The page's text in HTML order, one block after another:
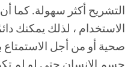
التشريح أكثر سهولة. كما
الاستخدام ، لذلك يمكنك
صحية أو من أجل